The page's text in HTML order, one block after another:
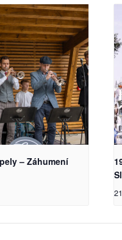
– Záhumení